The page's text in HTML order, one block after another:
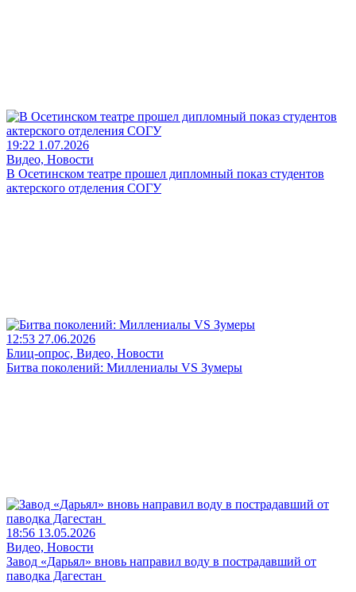
19:22 1.07.2026
Видео, Новости
В Осетинском театре прошел дипломный показ студентов
актерского отделения СОГУ
12:53 27.06.2026
Блиц-опрос, Видео, Новости
Битва поколений: Миллениалы VS Зумеры
18:56 13.05.2026
Видео, Новости
Завод «Дарьял» вновь направил воду в пострадавший от
паводка Дагестан